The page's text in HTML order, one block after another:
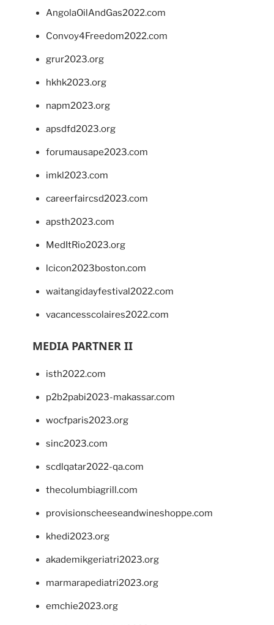
AngolaOilAndGas2022.com
Convoy4Freedom2022.com
grur2023.org
hkhk2023.org
napm2023.org
apsdfd2023.org
forumausape2023.com
imkl2023.com
careerfaircsd2023.com
apsth2023.com
MedItRio2023.org
lcicon2023boston.com
waitangidayfestival2022.com
vacancesscolaires2022.com
MEDIA PARTNER II
isth2022.com
p2b2pabi2023-makassar.com
wocfparis2023.org
sinc2023.com
scdlqatar2022-qa.com
thecolumbiagrill.com
provisionscheeseandwineshoppe.com
khedi2023.org
akademikgeriatri2023.org
marmarapediatri2023.org
emchie2023.org